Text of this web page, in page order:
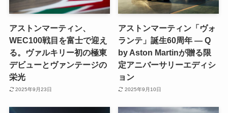
アストンマーティン、
WEC100戦目を富士で迎え
る。ヴァルキリー初の極東
デビューとヴァンテージの
栄光
2025年9月23日
アストンマーティン「ヴォ
ランテ」誕生60周年 ― Q
by Aston Martinが贈る限
定アニバーサリーエディシ
ョン
2025年9月10日